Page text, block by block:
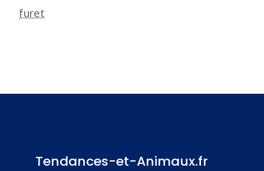
furet
Tendances-et-Animaux.fr